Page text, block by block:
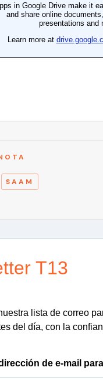
SAAM
T13
lista de correo
del día, con la
de e-mail